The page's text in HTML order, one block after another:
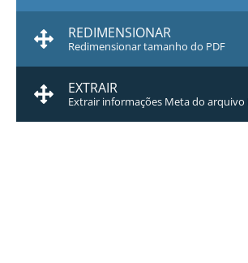
REDIMENSIONAR
Redimensionar tamanho do PDF
EXTRAIR
Extrair informações Meta do arquivo